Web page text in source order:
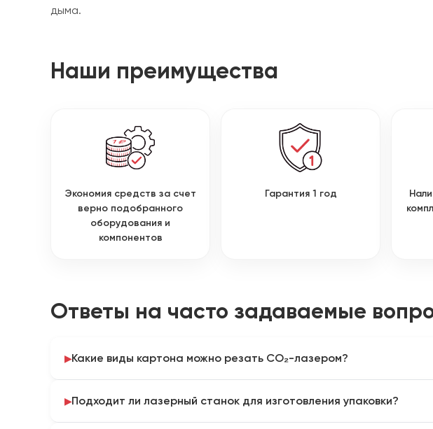
дыма.
Наши преимущества
Экономия средств за счет
верно подобранного
оборудования и
компонентов
Гарантия 1 год
Ответы на часто задаваемые
Какие виды картона можно резать CO₂-лазером?
гофрированного картона. Для ламинированных, окрашенных и
Подходит ли лазерный станок для изготовления упаковки?